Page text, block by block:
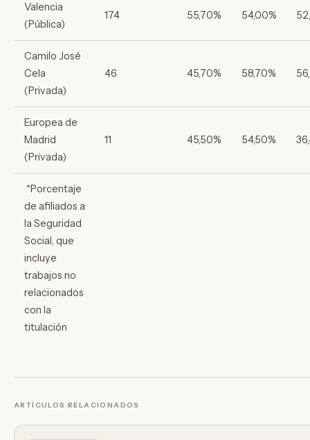
Valencia
(Pública)
174 55,70% 54,00%
Camilo José
Cela
(Privada)
46 45,70% 58,70%
Europea de
Madrid
(Privada)
11 45,50% 54,50%
*Porcentaje
de afiliados a
la Seguridad
Social, que
incluye
trabajos no
relacionados
con la
titulación
ARTÍCULOS RELACIONADOS